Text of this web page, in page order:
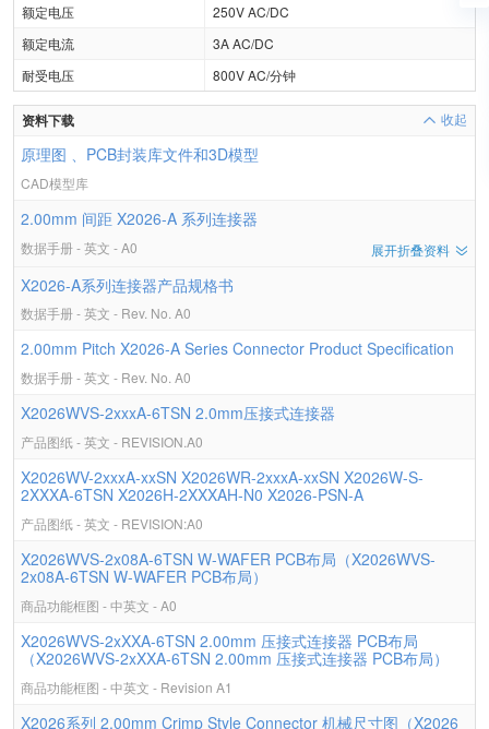
额定电压
250V AC/DC
额定电流
3A AC/DC
耐受电压
800V AC/分钟
资料下载 收起
原理图 、PCB封装库文件和3D模型
CAD模型库
2.00mm 间距 X2026-A 系列连接器
数据手册 - 英文 - A0 展开折叠资料
X2026-A系列连接器产品规格书
数据手册 - 英文 - Rev. No. A0
2.00mm Pitch X2026-A Series Connector Product Specification
数据手册 - 英文 - Rev. No. A0
X2026WVS-2xxxA-6TSN 2.0mm压接式连接器
产品图纸 - 英文 - REVISION.A0
X2026WV-2xxxA-xxSN X2026WR-2xxxA-xxSN X2026W-S-
2XXXA-6TSN X2026H-2XXXAH-N0 X2026-PSN-A
产品图纸 - 英文 - REVISION:A0
X2026WVS-2x08A-6TSN W-WAFER PCB布局（X2026WVS-
2x08A-6TSN W-WAFER PCB布局）
商品功能框图 - 中英文 - A0
X2026WVS-2xXXA-6TSN 2.00mm 压接式连接器 PCB布局
（X2026WVS-2xXXA-6TSN 2.00mm 压接式连接器 PCB布局）
商品功能框图 - 中英文 - Revision A1
X2026系列 2.00mm Crimp Style Connector 机械尺寸图（X2026